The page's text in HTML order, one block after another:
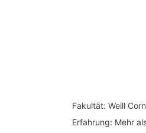
Fakultät: Weill
Erfahrung: Mehr